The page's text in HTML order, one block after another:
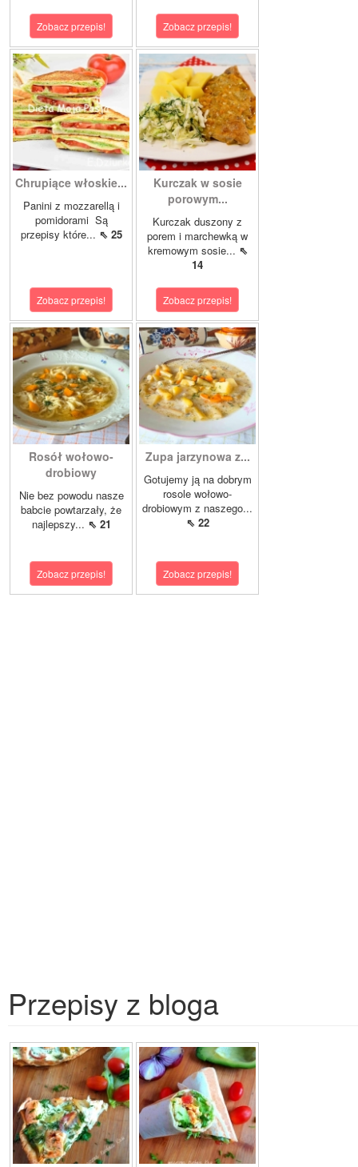
Zobacz przepis! Zobacz przepis!
Chrupiące włoskie...
Panini z mozzarellą i
pomidorami Są
przepisy które... ⇖ 25
Zobacz przepis!
Kurczak w sosie
porowym...
Kurczak duszony z
porem i marchewką w
kremowym sosie... ⇖
14
Zobacz przepis!
Rosół wołowo-
drobiowy
Nie bez powodu nasze
babcie powtarzały, że
najlepszy... ⇖ 21
Zobacz przepis!
Zupa jarzynowa z...
Gotujemy ją na dobrym
rosole wołowo-
drobiowym z naszego...
⇖ 22
Zobacz przepis!
Przepisy z bloga